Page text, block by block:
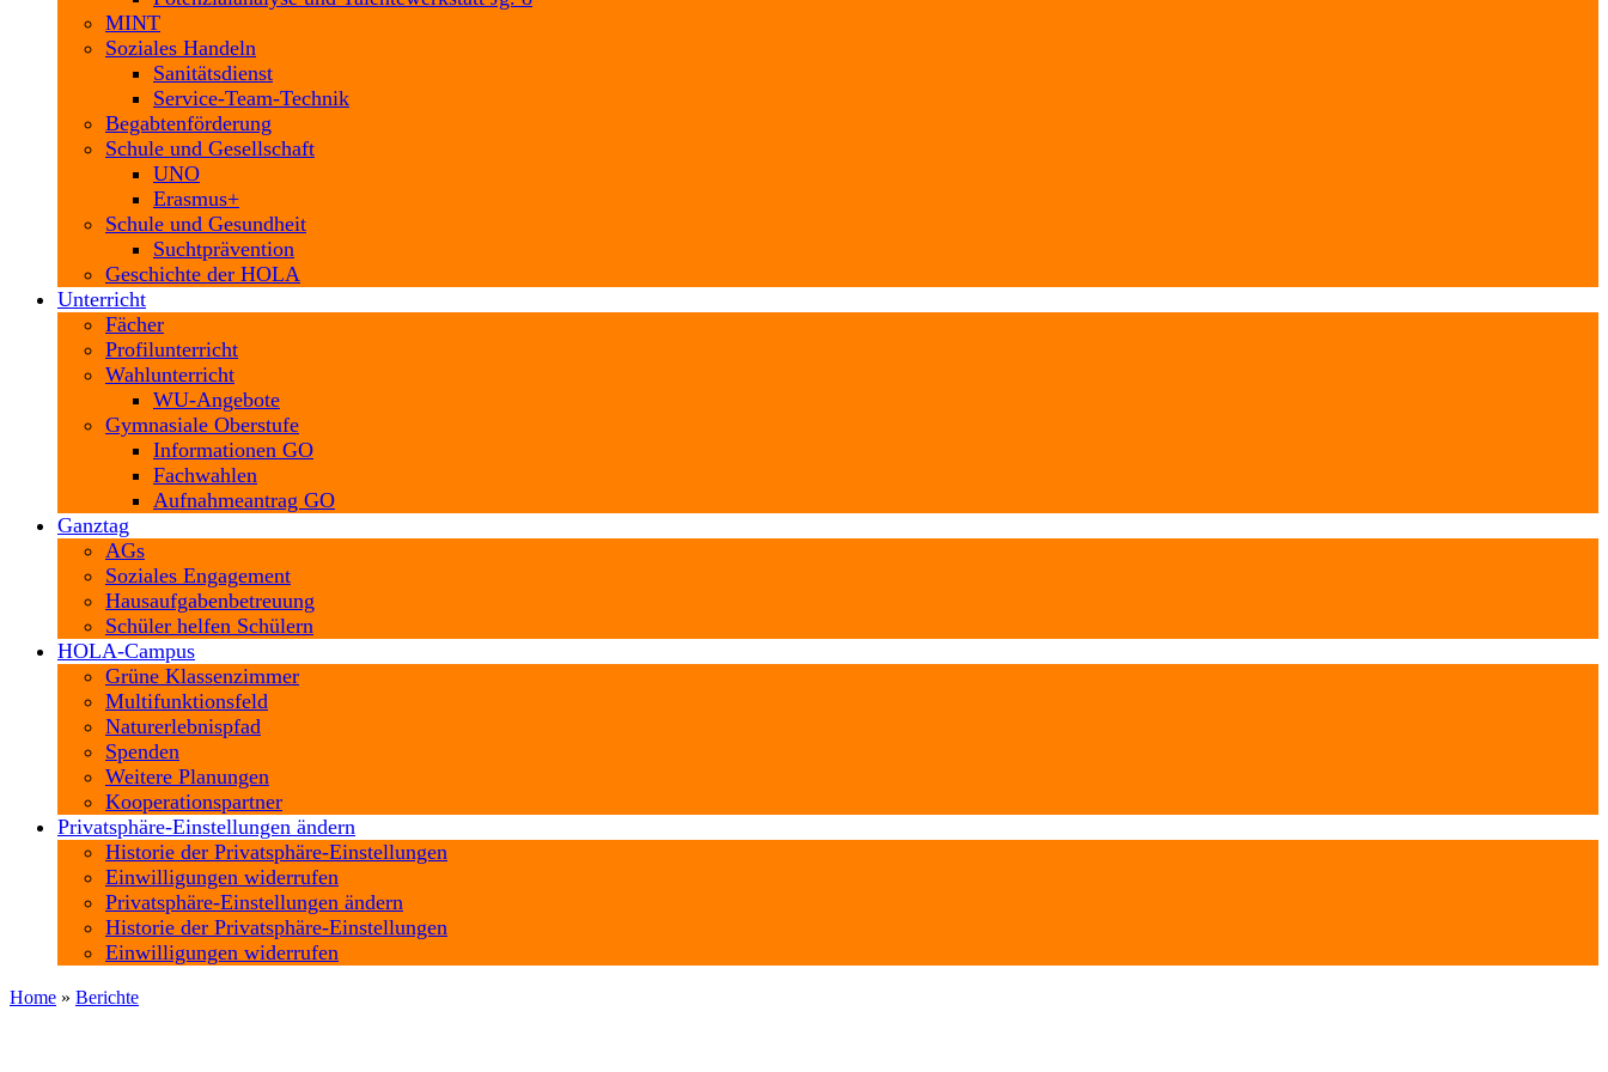
MINT
Soziales Handeln
Sanitätsdienst
Service-Team-Technik
Begabtenförderung
Schule und Gesellschaft
UNO
Erasmus+
Schule und Gesundheit
Suchtprävention
Geschichte der HOLA
Unterricht
Fächer
Profilunterricht
Wahlunterricht
WU-Angebote
Gymnasiale Oberstufe
Informationen GO
Fachwahlen
Aufnahmeantrag GO
Ganztag
AGs
Soziales Engagement
Hausaufgabenbetreuung
Schüler helfen Schülern
HOLA-Campus
Grüne Klassenzimmer
Multifunktionsfeld
Naturerlebnispfad
Spenden
Weitere Planungen
Kooperationspartner
Privatsphäre-Einstellungen ändern
Historie der Privatsphäre-Einstellungen
Einwilligungen widerrufen
Privatsphäre-Einstellungen ändern
Historie der Privatsphäre-Einstellungen
Einwilligungen widerrufen
Home » Berichte